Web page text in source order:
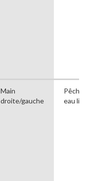
Main
droite/gauche
Pêche
eau